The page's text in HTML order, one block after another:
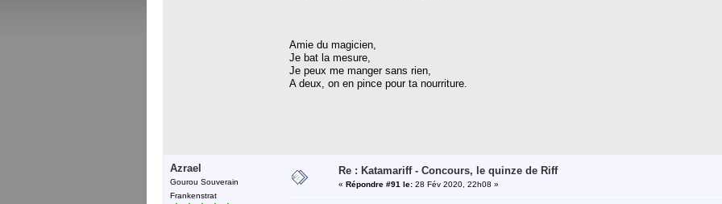
Amie du magicien,
Je bat la mesure,
Je peux me manger sans rien,
A deux, on en pince pour ta nourriture.
Azrael
Gourou Souverain
Frankenstrat
Re : Katamariff - Concours, le quinze de Riff
« Répondre #91 le: 28 Fév 2020, 22h08 »